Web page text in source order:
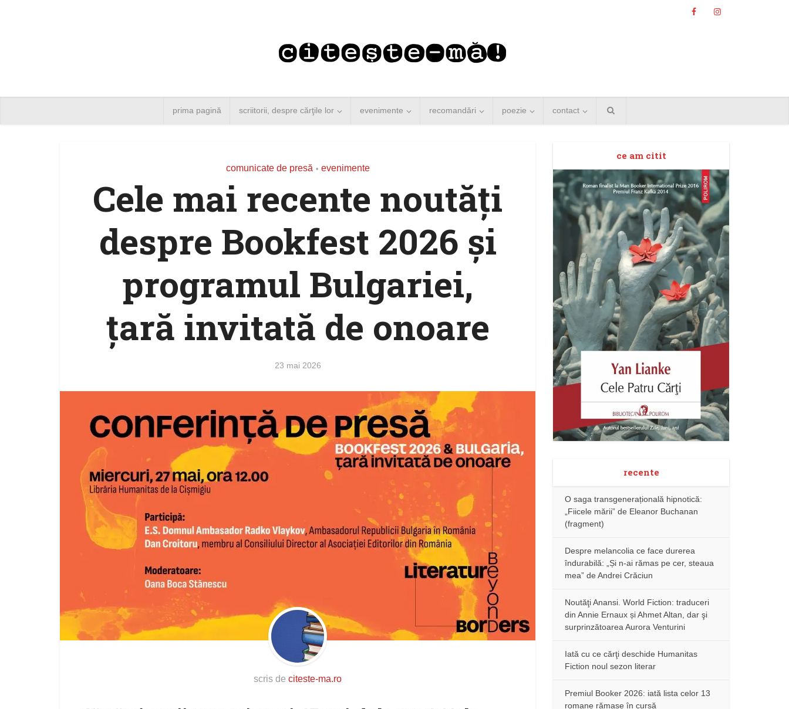
prima pagină scriitorii, despre cărţile lor evenimente recomandări poezie contact
comunicate de presă • evenimente
Cele mai recente noutăți
despre Bookfest 2026 și
programul Bulgariei,
țară invitată de onoare
23 mai 2026
scris de citeste-ma.ro
ce am citit
recente
O saga transgenerațională hipnotică:
„Fiicele mării” de Eleanor Buchanan
(fragment)
Despre melancolia ce face durerea
îndurabilă: „Și n-ai rămas pe cer, steaua
mea” de Andrei Crăciun
Noutăţi Anansi. World Fiction: traduceri
din Annie Ernaux și Ahmet Altan, dar şi
surprinzătoarea Aurora Venturini
Iată cu ce cărţi deschide Humanitas
Fiction noul sezon literar
Premiul Booker 2026: iată lista celor 13
romane rămase în cursă